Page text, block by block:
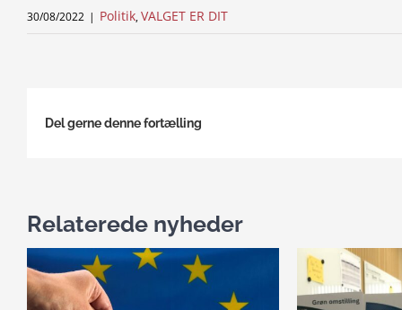
30/08/2022 | Politik,VALGET ER DIT
Del gerne denne fortælling
Relaterede nyheder